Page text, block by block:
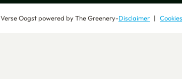
Verse Oogstpowered byThe Greenery-Disclaimer Cookies